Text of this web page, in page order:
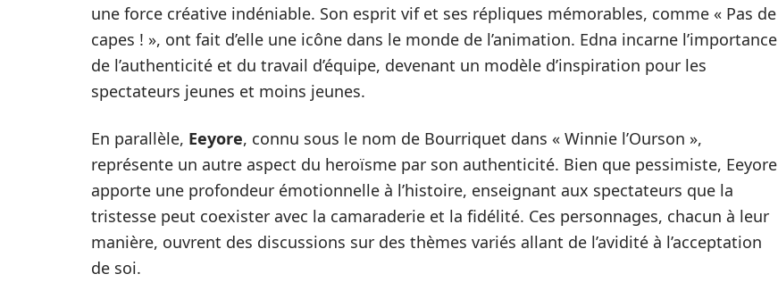
une force créative indéniable. Son esprit vif et ses répliques mémorables, comme « Pas de
capes ! », ont fait d’elle une icône dans le monde de l’animation. Edna incarne l’importance
de l’authenticité et du travail d’équipe, devenant un modèle d’inspiration pour les
spectateurs jeunes et moins jeunes.
En parallèle, Eeyore, connu sous le nom de Bourriquet dans « Winnie l’Ourson »,
représente un autre aspect du heroïsme par son authenticité. Bien que pessimiste, Eeyore
apporte une profondeur émotionnelle à l’histoire, enseignant aux spectateurs que la
tristesse peut coexister avec la camaraderie et la fidélité. Ces personnages, chacun à leur
manière, ouvrent des discussions sur des thèmes variés allant de l’avidité à l’acceptation
de soi.